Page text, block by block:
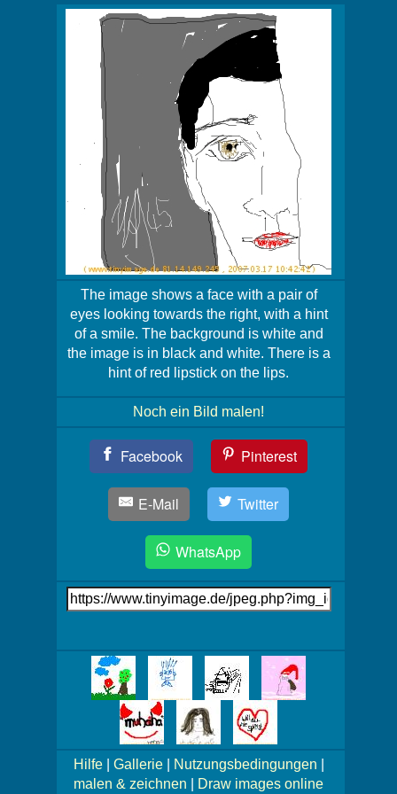
The image shows a face with a pair of
eyes looking towards the right, with a hint
of a smile. The background is white and
the image is in black and white. There is a
hint of red lipstick on the lips.
Noch ein Bild malen!
Facebook Pinterest
E-Mail Twitter
WhatsApp
Link
auf's
Mehr
Bilder!
Hilfe| Gallerie| Nutzungsbedingungen
malen & zeichnen
Draw images online